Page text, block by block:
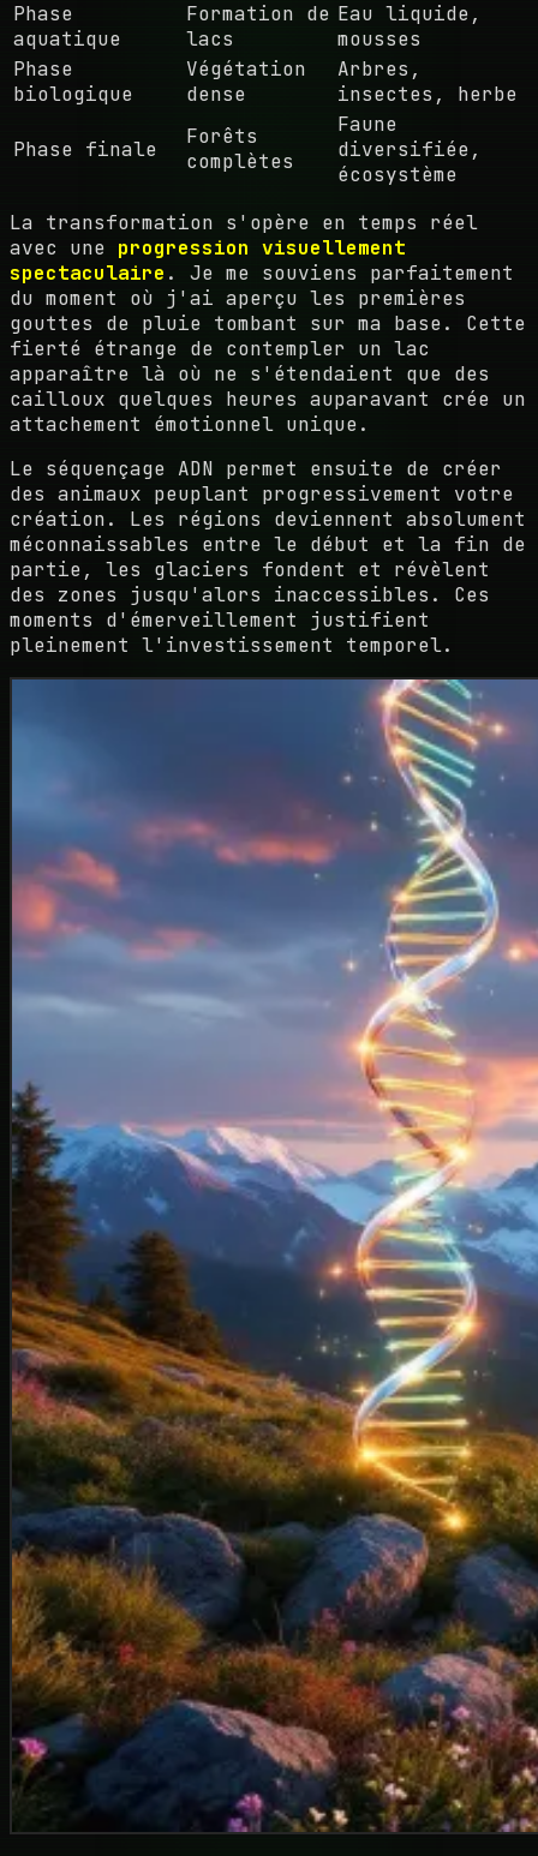
Phase
aquatique
Formation de
lacs
Eau liquide,
mousses
Phase
biologique
Végétation
dense
Arbres,
insectes, herbe
Phase finale
Forêts
complètes
Faune
diversifiée,
écosystème
La transformation s'opère en temps réel
avec une progression visuellement
spectaculaire . Je me souviens parfaitement
du moment où j'ai aperçu les premières
gouttes de pluie tombant sur ma base. Cette
fierté étrange de contempler un lac
apparaître là où ne s'étendaient que des
cailloux quelques heures auparavant crée un
attachement émotionnel unique.
Le séquençage ADN permet ensuite de créer
des animaux peuplant progressivement votre
création. Les régions deviennent absolument
méconnaissables entre le début et la fin de
partie, les glaciers fondent et révèlent
des zones jusqu'alors inaccessibles. Ces
moments d'émerveillement justifient
pleinement l'investissement temporel.